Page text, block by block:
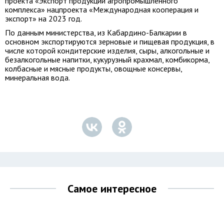
комплекса» нацпроекта «Международная кооперация и
экспорт» на 2023 год.
По данным министерства, из Кабардино-Балкарии в
основном экспортируются зерновые и пищевая продукция, в
числе которой кондитерские изделия, сыры, алкогольные и
безалкогольные напитки, кукурузный крахмал, комбикорма,
колбасные и мясные продукты, овощные консервы,
минеральная вода.
Самое интересное